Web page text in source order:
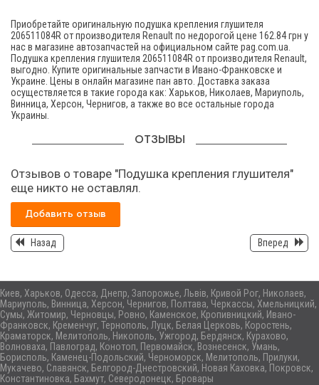
Приобретайте оригинальную подушка крепления глушителя
206511084R от производителя Renault по недорогой цене 162.84 грн у
нас в магазине автозапчастей на официальном сайте pag.com.ua.
Подушка крепления глушителя 206511084R от производителя Renault,
выгодно. Купите оригинальные запчасти в Ивано-Франковске и
Украине. Цены в онлайн магазине пан авто. Доставка заказа
осуществляется в такие города как: Харьков, Николаев, Мариуполь,
Винница, Херсон, Чернигов, а также во все остальные города
Украины.
ОТЗЫВЫ
Отзывов о товаре "Подушка крепления глушителя"
еще никто не оставлял.
Добавить отзыв
Назад Вперед
Киев, Харьков, Одесса, Днепр, Запорожье, Львів, Кривой Рог, Николаев,
Мариуполь, Винница, Херсон, Чернигов, Полтава, Черкассы, Хмельницкий,
Сумы, Житомир, Черновцы, Ровно, Каменское, Кропивницкий, Ивано-
Франковск, Кременчуг, Тернополь, Луцк, Белая Церковь, Коростень,
Краматорск, Мелитополь, Никополь, Ужгород, Бердянск, Курахово,
Волноваха, Павлоград, Конотоп, Первомайск, Вознесенск, Умань,
Борисполь, Каменец-Подольский, Черноморск, Мелитополь, Прилуки,
Мукачево, Славянск, Белгород-Днестровский, Новая Каховка, Покровск,
Константиновка, Бахмут, Северодонецк, Бровары